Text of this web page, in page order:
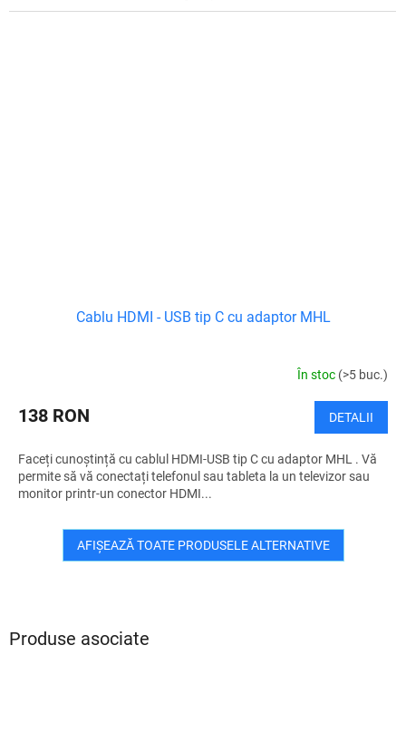
Produse asociate
Cablu HDMI - USB tip C cu adaptor MHL
În stoc (>5 buc.)
138 RON DETALII
Faceți cunoștință cu cablul HDMI-USB tip C cu adaptor MHL . Vă
permite să vă conectați telefonul sau tableta la un televizor sau
monitor printr-un conector HDMI...
AFIŞEAZĂ TOATE PRODUSELE ALTERNATIVE